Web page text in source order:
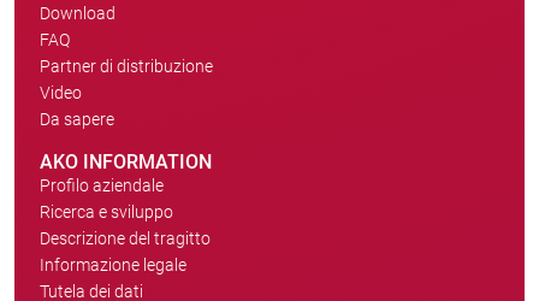
Download
FAQ
Partner di distribuzione
Video
Da sapere
AKO INFORMATION
Profilo aziendale
Ricerca e sviluppo
Descrizione del tragitto
Informazione legale
Tutela dei dati